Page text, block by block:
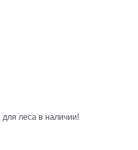
леса в наличии!